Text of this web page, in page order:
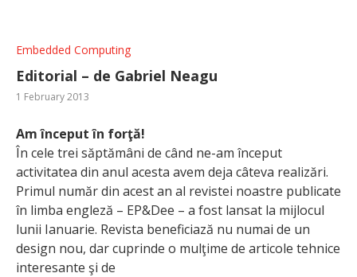
Embedded Computing
Editorial – de Gabriel Neagu
1 February 2013
Am început în forţă!
În cele trei săptămâni de când ne-am început
activitatea din anul acesta avem deja câteva realizări.
Primul număr din acest an al revistei noastre publicate
în limba engleză – EP&Dee – a fost lansat la mijlocul
lunii Ianuarie. Revista beneficiază nu numai de un
design nou, dar cuprinde o mulţime de articole tehnice
interesante şi de